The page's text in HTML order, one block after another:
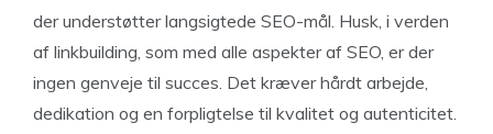
der understøtter langsigtede SEO-mål. Husk, i verden
af linkbuilding, som med alle aspekter af SEO, er der
ingen genveje til succes. Det kræver hårdt arbejde,
dedikation og en forpligtelse til kvalitet og autenticitet.